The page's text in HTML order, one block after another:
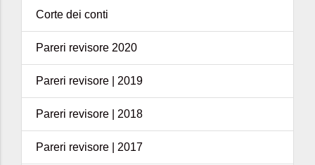
Corte dei conti
Pareri revisore 2020
Pareri revisore | 2019
Pareri revisore | 2018
Pareri revisore | 2017